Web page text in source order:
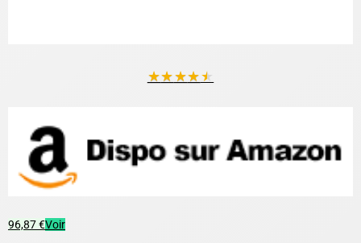
★★★★★
96,87 €Voir